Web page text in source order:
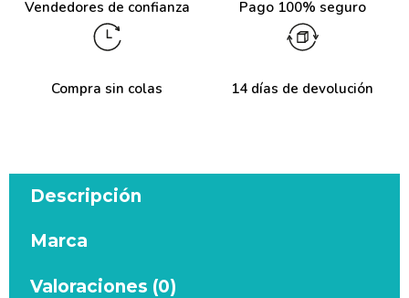
Vendedores de confianza Pago 100% seguro
Compra sin colas 14 días de devolución
Descripción
Marca
Valoraciones (0)